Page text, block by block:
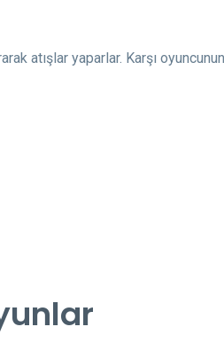
atışlar yaparlar. Karşı